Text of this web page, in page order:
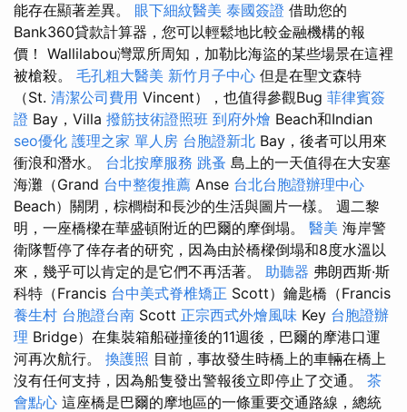
能存在顯著差異。 眼下細紋醫美 泰國簽證 借助您的
Bank360貸款計算器，您可以輕鬆地比較金融機構的報
價！ Wallilabou灣眾所周知，加勒比海盜的某些場景在這裡
被槍殺。 毛孔粗大醫美 新竹月子中心 但是在聖文森特
（St. 清潔公司費用 Vincent），也值得參觀Bug 菲律賓簽
證 Bay，Villa 撥筋技術證照班 到府外燴 Beach和Indian
seo優化 護理之家 單人房 台胞證新北 Bay，後者可以用來
衝浪和潛水。 台北按摩服務 跳蚤 島上的一天值得在大安塞
海灘（Grand 台中整復推薦 Anse 台北台胞證辦理中心
Beach）關閉，棕櫚樹和長沙的生活與圖片一樣。 週二黎
明，一座橋樑在華盛頓附近的巴爾的摩倒塌。 醫美 海岸警
衛隊暫停了倖存者的研究，因為由於橋樑倒塌和8度水溫以
來，幾乎可以肯定的是它們不再活著。 助聽器 弗朗西斯·斯
科特（Francis 台中美式脊椎矯正 Scott）鑰匙橋（Francis
養生村 台胞證台南 Scott 正宗西式外燴風味 Key 台胞證辦
理 Bridge）在集裝箱船碰撞後的11週後，巴爾的摩港口運
河再次航行。 換護照 目前，事故發生時橋上的車輛在橋上
沒有任何支持，因為船隻發出警報後立即停止了交通。 茶
會點心 這座橋是巴爾的摩地區的一條重要交通路線，總統